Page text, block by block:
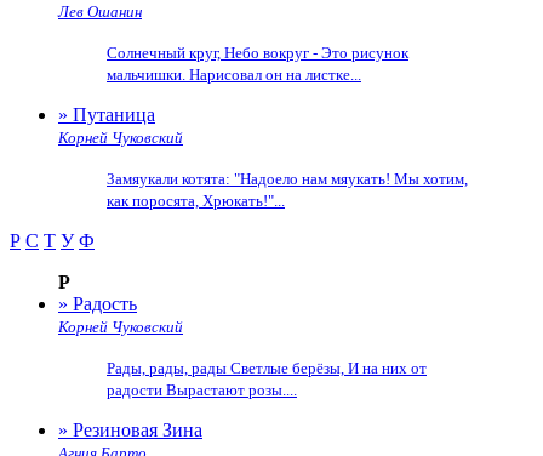
Лев Ошанин
Солнечный круг, Небо вокруг - Это рисунок
мальчишки. Нарисовал он на листке...
» Путаница
Корней Чуковский
Замяукали котята: "Надоело нам мяукать! Мы хотим,
как поросята, Хрюкать!"...
Р С Т У Ф
Р
» Радость
Корней Чуковский
Рады, рады, рады Светлые берёзы, И на них от
радости Вырастают розы....
» Резиновая Зина